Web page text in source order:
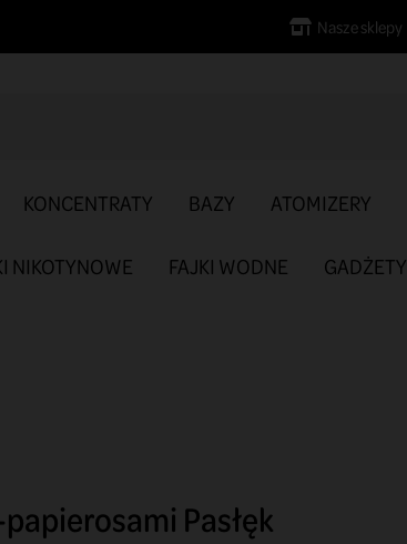
Nasze sklepy
KONCENTRATY BAZY ATOMIZERY
NIKOTYNOWE FAJKI WODNE GADŻETY
Pasłęk